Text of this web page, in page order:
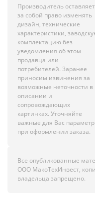
Производитель оставляет
за собой право изменять
дизайн, технические
характеристики,
комплектацию без
уведомления об этом
продавца или
потребителей. Заранее
приносим извинения за
возможные неточности в
описании и
сопровождающих
картинках. Уточняйте
важные для Вас
при оформлении заказа.
Все опубликованные
ООО МакоТехИнвест,
владельца запрещено.